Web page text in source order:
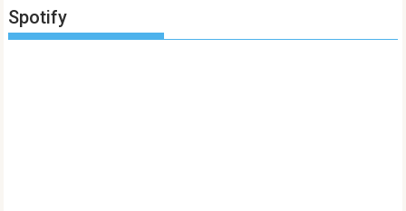
Spotify